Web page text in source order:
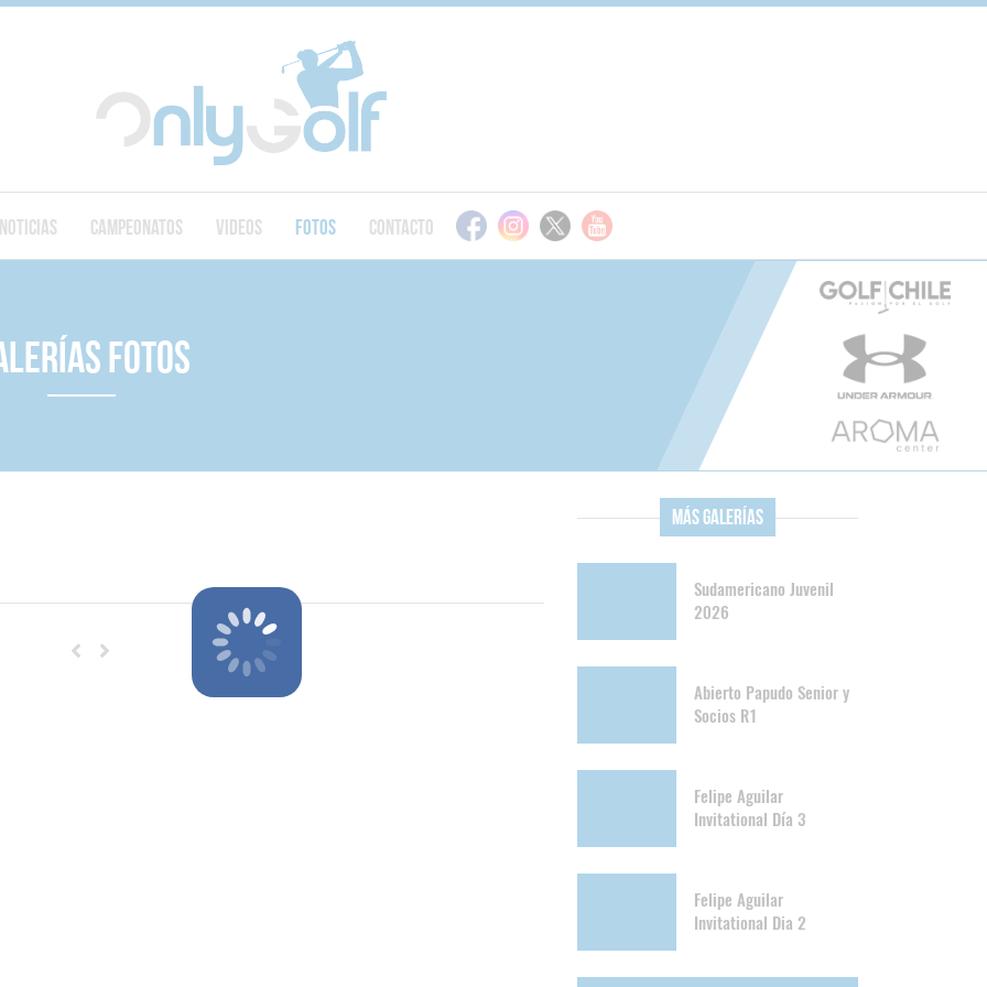
Noticias Campeonatos Videos Fotos Contacto
Fotos
Más Galerías
Sudamericano Juvenil
2026
Abierto Papudo Senior y
Socios R1
Felipe Aguilar
Invitational Día 3
Felipe Aguilar
Invitational Dia 2